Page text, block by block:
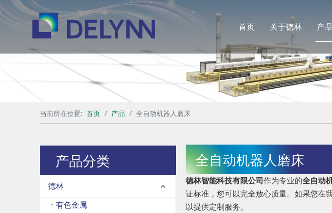
首页 关于德林
公司简介
合作伙伴
产
当前所在位置: 首页 / 产品 / 全自动机器人磨床
产品分类
德林
有色金属
全自动机器人磨床
德林智能科技有限公司作为专业的全自动
证标准，您可以完全放心质量。如果您在
以提供定制服务。